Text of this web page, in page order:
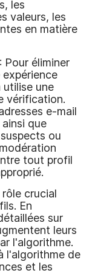
les
valeurs, les
en matière
: Pour éliminer
une
vérification.
e-mail
que
ou
tout profil
rôle crucial
En
sur
leurs
l'algorithme.
l'algorithme de
et les